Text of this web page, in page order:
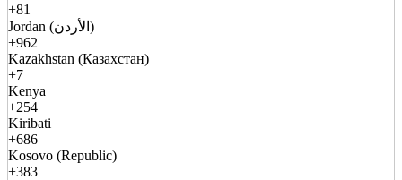
+81
Jordan (الأردن)
+962
Kazakhstan (Казахстан)
+7
Kenya
+254
Kiribati
+686
Kosovo (Republic)
+383